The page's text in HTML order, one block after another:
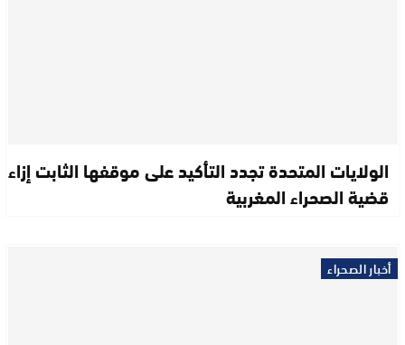
الولايات المتحدة تجدد التأكيد على موقفها الثابت إزاء
قضية الصحراء المغربية
أخبار الصحراء